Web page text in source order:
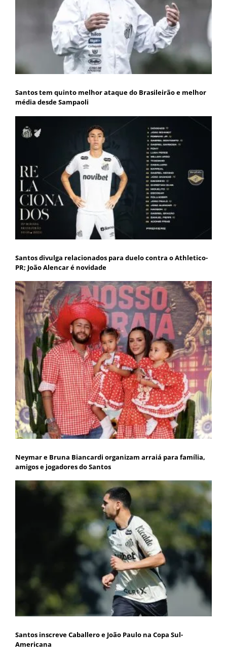
Santos tem quinto melhor ataque do Brasileirão e melhor
média desde Sampaoli
Santos divulga relacionados para duelo contra o Athletico-
PR; João Alencar é novidade
Neymar e Bruna Biancardi organizam arraiá para família,
amigos e jogadores do Santos
Santos inscreve Caballero e João Paulo na Copa Sul-
Americana